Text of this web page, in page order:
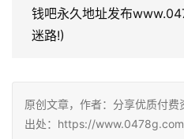
钱吧永久地址发布
迷路!)
原创文章，作者：分享优质付
出处：https://